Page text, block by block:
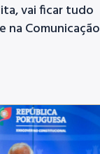
vai ficar tudo
na Comunicação